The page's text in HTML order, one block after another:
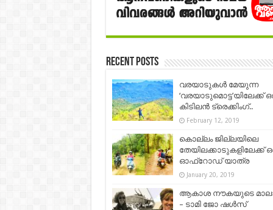
Recent Posts
വരയാടുകൾ മേയുന്ന
‘വരയാടുമൊട്ട’യിലേക്ക്
കിടിലൻ ട്രെക്കിംഗ്..
February 12, 2019
കൊല്ലം ജില്ലയിലെ
തേയിലക്കാടുകളിലേക്ക്
ഓഫ്‌റോഡ് യാത്ര
January 20, 2019
ആകാശ നൗകയുടെ
– ടാമി ജോ ഷൾസ്